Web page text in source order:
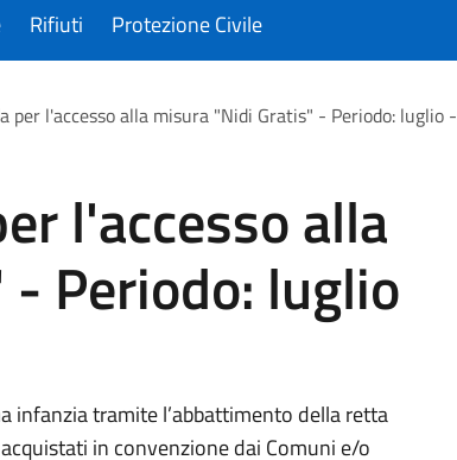
Rifiuti Protezione Civile
per l'accesso alla misura "Nidi Gratis" - Periodo: luglio
l'accesso alla
Periodo: luglio
infanzia tramite l’abbattimento della retta
in convenzione dai Comuni e/o